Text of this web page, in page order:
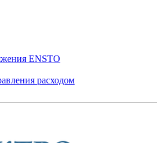
ENSTO
расходом